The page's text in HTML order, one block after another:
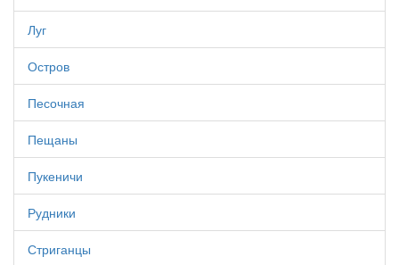
Луг
Остров
Песочная
Пещаны
Пукеничи
Рудники
Стриганцы